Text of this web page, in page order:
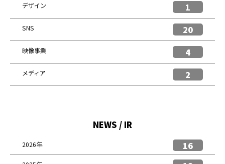
デザイン 1
SNS 20
映像事業 4
メディア 2
NEWS / IR
2026年 16